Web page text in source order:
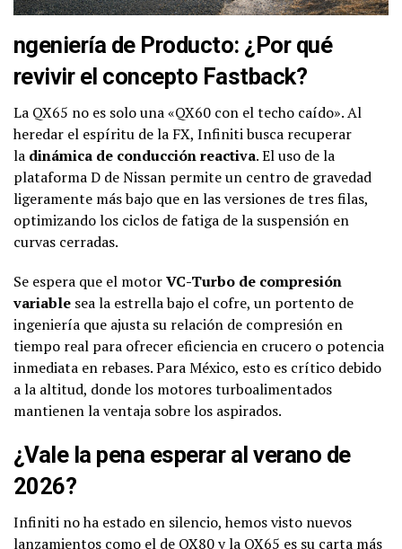
ngeniería de Producto: ¿Por qué
revivir el concepto Fastback?
La QX65 no es solo una «QX60 con el techo caído». Al
heredar el espíritu de la FX, Infiniti busca recuperar
la dinámica de conducción reactiva. El uso de la
plataforma D de Nissan permite un centro de gravedad
ligeramente más bajo que en las versiones de tres filas,
optimizando los ciclos de fatiga de la suspensión en
curvas cerradas.
Se espera que el motorVC-Turbo de compresión
variable sea la estrella bajo el cofre, un portento de
ingeniería que ajusta su relación de compresión en
tiempo real para ofrecer eficiencia en crucero o potencia
inmediata en rebases. Para México, esto es crítico debido
a la altitud, donde los motores turboalimentados
mantienen la ventaja sobre los aspirados.
¿Vale la pena esperar al verano de
2026?
Infiniti no ha estado en silencio, hemos visto nuevos
lanzamientos como el de QX80 y la QX65 es su carta más